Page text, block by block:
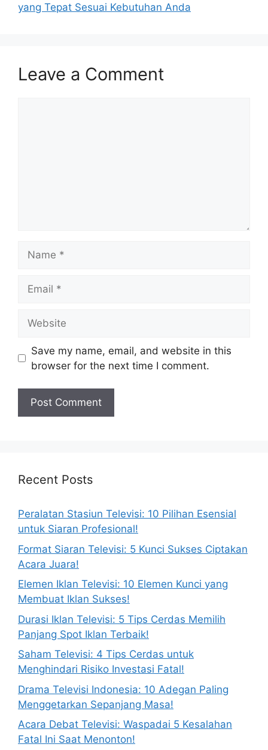
yang Tepat Sesuai Kebutuhan Anda
Leave a Comment
Save my name, email, and website in this
browser for the next time I comment.
Recent Posts
Peralatan Stasiun Televisi: 10 Pilihan Esensial
untuk Siaran Profesional!
Format Siaran Televisi: 5 Kunci Sukses Ciptakan
Acara Juara!
Elemen Iklan Televisi: 10 Elemen Kunci yang
Membuat Iklan Sukses!
Durasi Iklan Televisi: 5 Tips Cerdas Memilih
Panjang Spot Iklan Terbaik!
Saham Televisi: 4 Tips Cerdas untuk
Menghindari Risiko Investasi Fatal!
Drama Televisi Indonesia: 10 Adegan Paling
Menggetarkan Sepanjang Masa!
Acara Debat Televisi: Waspadai 5 Kesalahan
Fatal Ini Saat Menonton!